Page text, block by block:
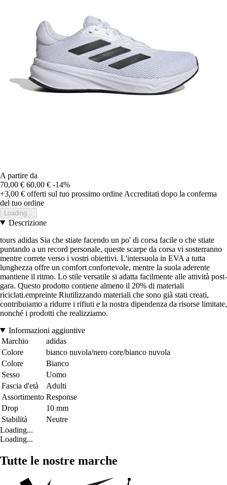
A partire da
70,00 € 60,00 € -14%
+3,00 € offerti sul tuo prossimo ordine Accreditati dopo la conferma
del tuo ordine
Loading...
Descrizione
tours adidas Sia che stiate facendo un po' di corsa facile o che stiate
puntando a un record personale, queste scarpe da corsa vi sosterranno
mentre correte verso i vostri obiettivi. L'intersuola in EVA a tutta
lunghezza offre un comfort confortevole, mentre la suola aderente
mantiene il ritmo. Lo stile versatile si adatta facilmente alle attività post-
gara. Questo prodotto contiene almeno il 20% di materiali
riciclati.empreinte Riutilizzando materiali che sono già stati creati,
contribuiamo a ridurre i rifiuti e la nostra dipendenza da risorse limitate,
nonché i prodotti che realizziamo.
Informazioni aggiuntive
Marchio
adidas
Colore
bianco nuvola/nero core/bianco nuvola
Colore
Bianco
Sesso
Uomo
Fascia d'età
Adulti
Assortimento Response
Drop
10 mm
Stabilità
Neutre
Loading...
Loading...
Tutte le nostre marche